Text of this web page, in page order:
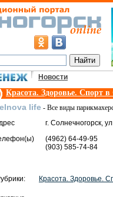
Новости
Красота. Здоровье. Спорт в
life - Все виды
г. Солнечногорск,
(4962) 64-49-95
(903) 585-74-84
Красота. Здоровье.